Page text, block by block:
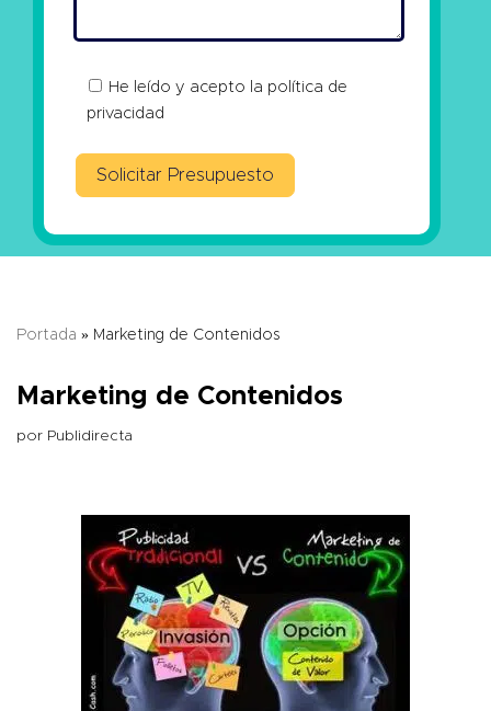
He leído y acepto la política de
privacidad
Portada » Marketing de Contenidos
Marketing de Contenidos
por Publidirecta